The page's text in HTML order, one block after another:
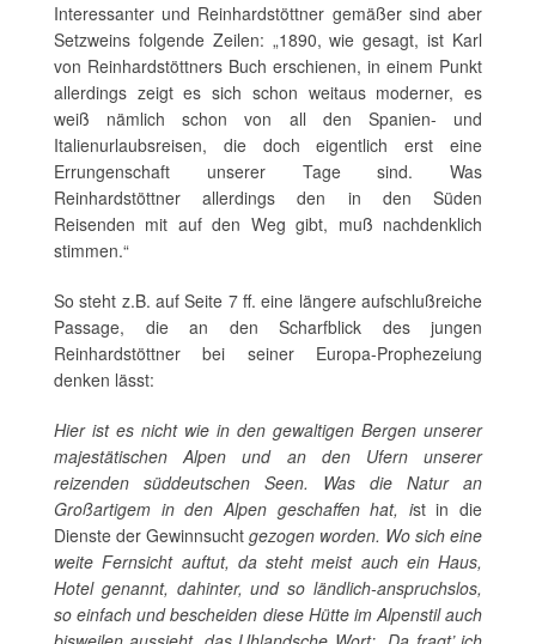
Interessanter und Reinhardstöttner gemäßer sind aber
Setzweins folgende Zeilen: „1890, wie gesagt, ist Karl
von Reinhardstöttners Buch erschienen, in einem Punkt
allerdings zeigt es sich schon weitaus moderner, es
weiß nämlich schon von all den Spanien- und
Italienurlaubsreisen, die doch eigentlich erst eine
Errungenschaft unserer Tage sind. Was
Reinhardstöttner allerdings den in den Süden
Reisenden mit auf den Weg gibt, muß nachdenklich
stimmen.“
So steht z.B. auf Seite 7 ff. eine längere aufschlußreiche
Passage, die an den Scharfblick des jungen
Reinhardstöttner bei seiner Europa-Prophezeiung
denken lässt:
Hier ist es nicht wie in den gewaltigen Bergen unserer
majestätischen Alpen und an den Ufern unserer
reizenden süddeutschen Seen. Was die Natur an
Großartigem in den Alpen geschaffen hat, ist in die
Dienste der Gewinnsucht gezogen worden. Wo sich eine
weite Fernsicht auftut, da steht meist auch ein Haus,
Hotel genannt, dahinter, und so ländlich-anspruchslos,
so einfach und bescheiden diese Hütte im Alpenstil auch